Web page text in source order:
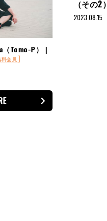
（その2）
2023.08.15
Tomo-P）｜
会員